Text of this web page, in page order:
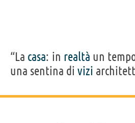
“La casa: in realtà un
una sentina di vizi